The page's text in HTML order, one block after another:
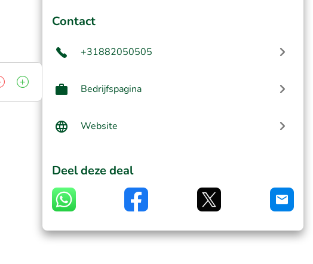
Contact
+31882050505
Bedrijfspagina
Website
Deel deze deal